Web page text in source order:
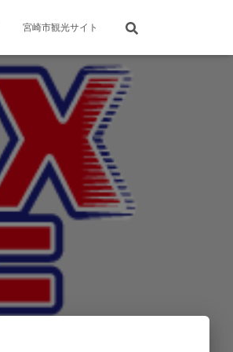
宮崎市観光サイト